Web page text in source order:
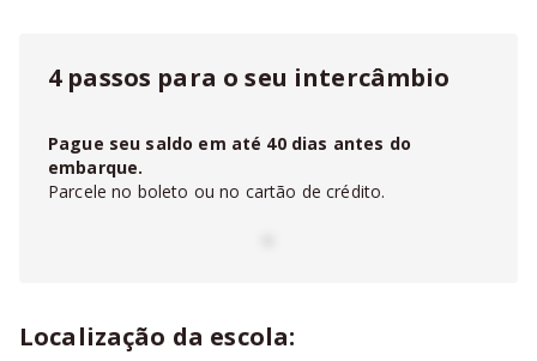
4 passos para o seu intercâmbio
Pague seu saldo em até 40dias antes do
embarque.
Parcele no boleto ou no cartão de crédito.
Localização da escola: